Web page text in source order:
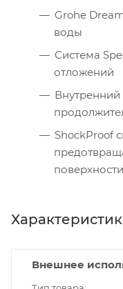
Grohe
воды
Система
отложений
ShockProof
Внешнее